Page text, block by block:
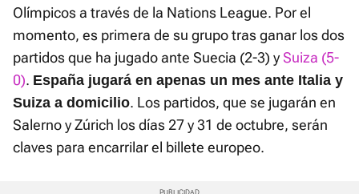
Olímpicos a través de la Nations League. Por el
momento, es primera de su grupo tras ganar los dos
partidos que ha jugado ante Suecia (2-3) y Suiza (5-
0). España jugará en apenas un mes ante Italia y
Suiza a domicilio. Los partidos, que se jugarán en
Salerno y Zúrich los días 27 y 31 de octubre, serán
claves para encarrilar el billete europeo.